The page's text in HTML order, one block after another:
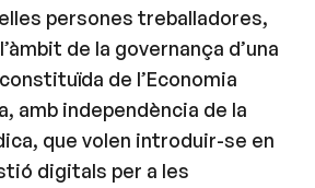
persones treballadores,
de la governança d’una
de l’Economia
amb independència de la
que volen introduir-se en
digitals per a les